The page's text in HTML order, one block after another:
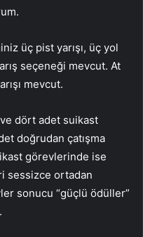
üç pist yarışı, üç yol
seçeneği mevcut. At
mevcut.
ve dört adet suikast
doğrudan çatışma
görevlerinde ise
sessizce ortadan
sonucu “güçlü ödüller”